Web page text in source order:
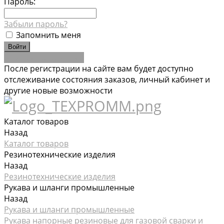
Забыли пароль?
Запомнить меня
После регистрации на сайте вам будет доступно
отслеживание состояния заказов, личный кабинет и
другие новые возможности
Каталог товаров
Назад
Каталог товаров
Резинотехнические изделия
Назад
Резинотехнические изделия
Рукава и шланги промышленные
Назад
Рукава и шланги промышленные
Рукава напорные резиновые для газовой сварки и